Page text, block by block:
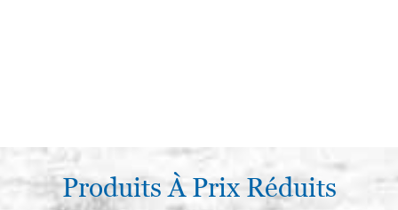
Produits À Prix Réduits